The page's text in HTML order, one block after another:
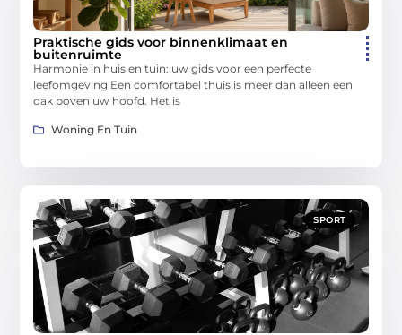
Praktische gids voor binnenklimaat en
buitenruimte
Harmonie in huis en tuin: uw gids voor een perfecte
leefomgeving Een comfortabel thuis is meer dan alleen een
dak boven uw hoofd. Het is
Woning En Tuin
SPORT